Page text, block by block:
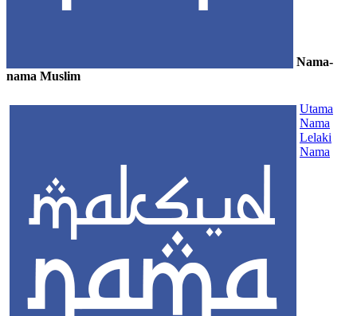
Nama-
nama Muslim
Utama
Nama
Lelaki
Nama